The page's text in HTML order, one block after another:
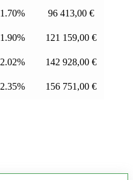
1.70%
96 413,00 €
1.90%
121 159,00 €
2.02%
142 928,00 €
2.35% 156 751,00 €